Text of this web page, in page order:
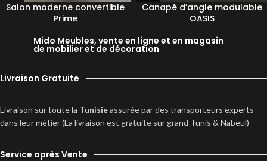
Salon moderne convertible
Prime
Canapé d’angle modulable
OASIS
Mido Meubles, vente en ligne et en magasin
de mobilier et de décoration
Livraison Gratuite
Livraison sur toute la Tunisieassurée par des transporteurs experts
dans leur métier (La livraison est gratuite sur grand Tunis & Nabeul)
Service après Vente